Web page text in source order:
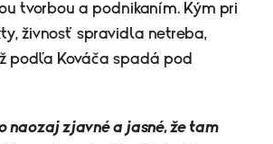
tvorbou a podnikaním. Kým pri
živnosť spravidla netreba,
podľa Kováča spadá pod
naozaj zjavné a jasné, že tam